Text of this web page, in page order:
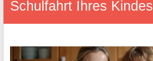
Schulfahrt Ihres Kindes